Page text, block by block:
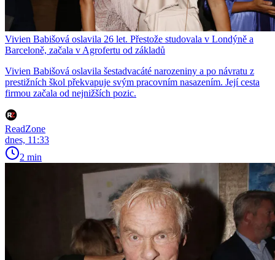
Vivien Babišová oslavila 26 let. Přestože studovala v Londýně a
Barceloně, začala v Agrofertu od základů
Vivien Babišová oslavila šestadvacáté narozeniny a po návratu z
prestižních škol překvapuje svým pracovním nasazením. Její cesta
firmou začala od nejnižších pozic.
ReadZone
dnes, 11:33
2 min